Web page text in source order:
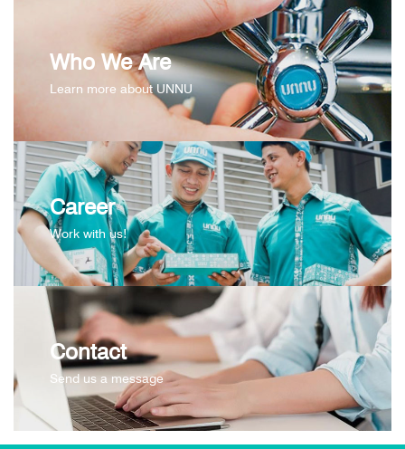
Who We Are
Learn more about UNNU
Career
Work with us!
Contact
Send us a message